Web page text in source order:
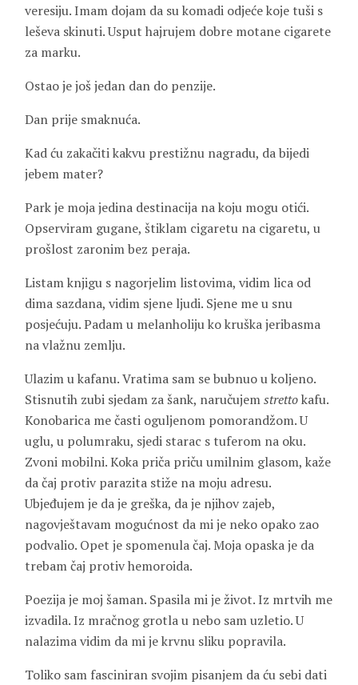
veresiju. Imam dojam da su komadi odjeće koje tuši s
leševa skinuti. Usput hajrujem dobre motane cigarete
za marku.
Ostao je još jedan dan do penzije.
Dan prije smaknuća.
Kad ću zakačiti kakvu prestižnu nagradu, da bijedi
jebem mater?
Park je moja jedina destinacija na koju mogu otići.
Opserviram gugane, štiklam cigaretu na cigaretu, u
prošlost zaronim bez peraja.
Listam knjigu s nagorjelim listovima, vidim lica od
dima sazdana, vidim sjene ljudi. Sjene me u snu
posjećuju. Padam u melanholiju ko kruška jeribasma
na vlažnu zemlju.
Ulazim u kafanu. Vratima sam se bubnuo u koljeno.
Stisnutih zubi sjedam za šank, naručujemstrettokafu.
Konobarica me časti oguljenom pomorandžom. U
uglu, u polumraku, sjedi starac s tuferom na oku.
Zvoni mobilni. Koka priča priču umilnim glasom, kaže
da čaj protiv parazita stiže na moju adresu.
Ubjeđujem je da je greška, da je njihov zajeb,
nagovještavam mogućnost da mi je neko opako zao
podvalio. Opet je spomenula čaj. Moja opaska je da
trebam čaj protiv hemoroida.
Poezija je moj šaman. Spasila mi je život. Iz mrtvih me
izvadila. Iz mračnog grotla u nebo sam uzletio. U
nalazima vidim da mi je krvnu sliku popravila.
Toliko sam fasciniran svojim pisanjem da ću sebi dati